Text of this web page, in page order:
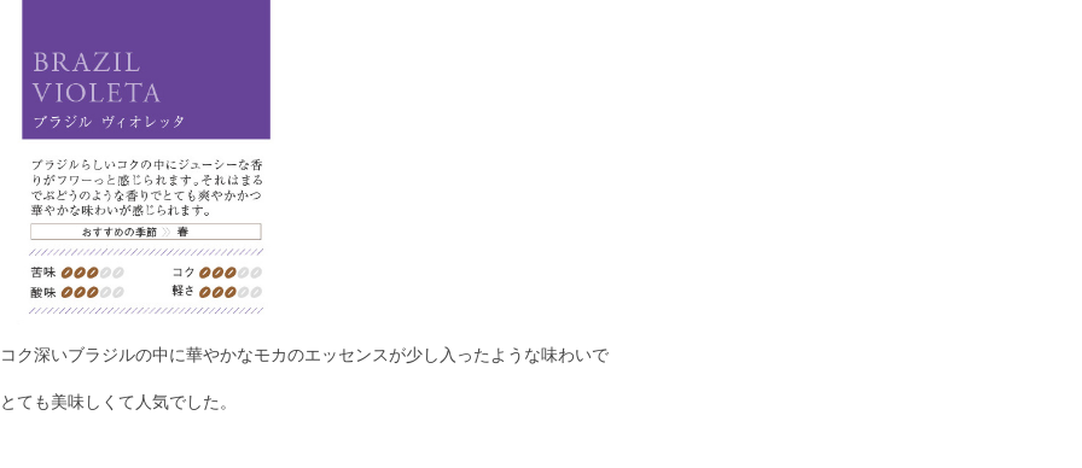
コク深いブラジルの中に華やかなモカのエッセンスが少し入ったような味わいで
とても美味しくて人気でした。